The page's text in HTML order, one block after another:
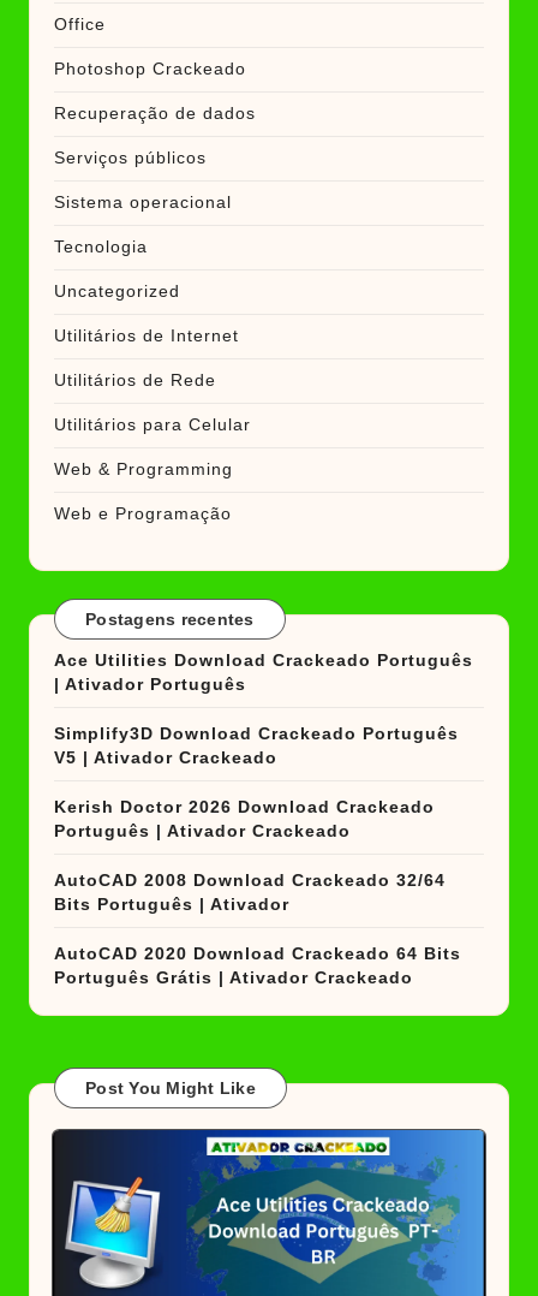
Office
Photoshop Crackeado
Recuperação de dados
Serviços públicos
Sistema operacional
Tecnologia
Uncategorized
Utilitários de Internet
Utilitários de Rede
Utilitários para Celular
Web & Programming
Web e Programação
Postagens recentes
Ace Utilities Download Crackeado Português
| Ativador Português
Simplify3D Download Crackeado Português
V5 | Ativador Crackeado
Kerish Doctor 2026 Download Crackeado
Português | Ativador Crackeado
AutoCAD 2008 Download Crackeado 32/64
Bits Português | Ativador
AutoCAD 2020 Download Crackeado 64 Bits
Português Grátis | Ativador Crackeado
Post You Might Like